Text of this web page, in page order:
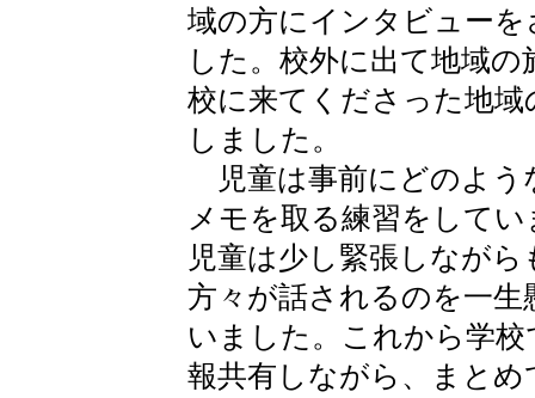
域の方にインタビュー
した。校外に出て地域
校に来てくださった地
しました。
児童は事前にどのよう
メモを取る練習をして
児童は少し緊張しなが
方々が話されるのを一
いました。これから学
報共有しながら、まと